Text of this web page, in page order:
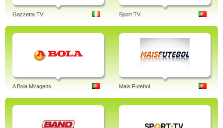
Gazzetta TV Sport TV
A Bola Miragens Mais Futebol